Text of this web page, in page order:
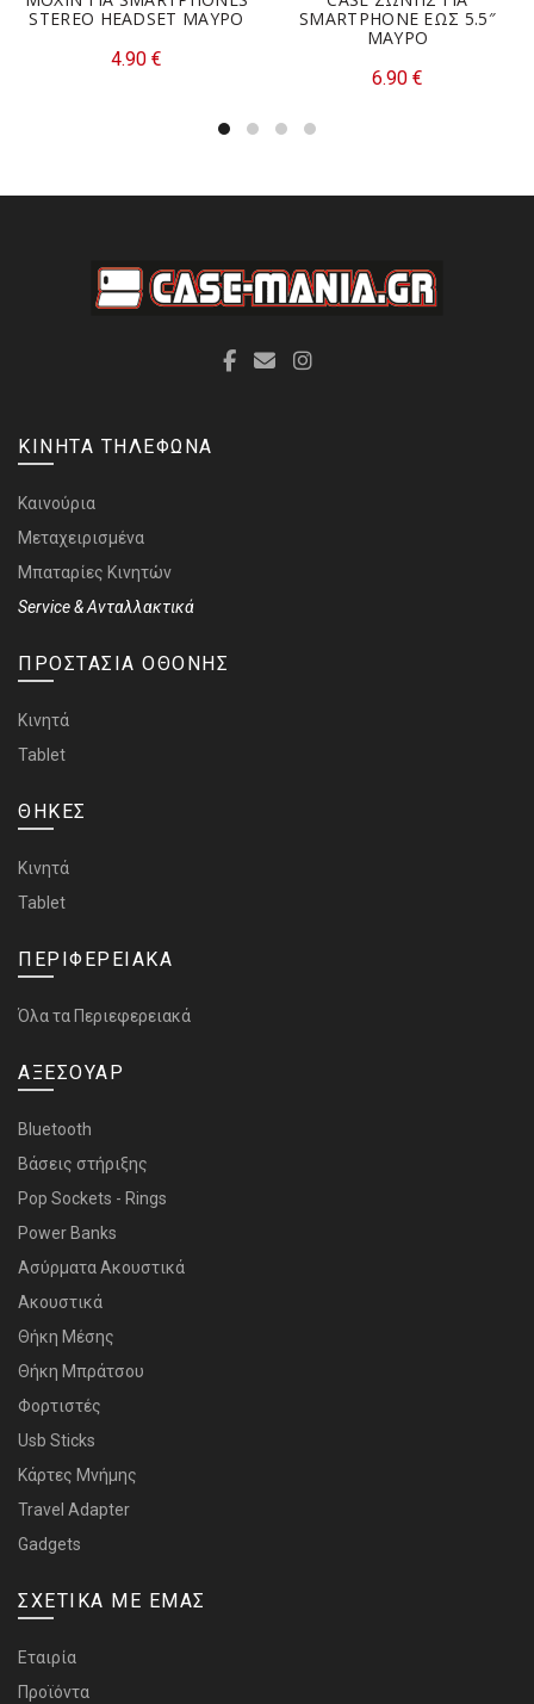
STEREO HEADSET MAΥΡΟ
4.90 €
SMARTPHONE ΕΩΣ 5.5″
ΜΑΥΡΟ
6.90 €
ΚΙΝΗΤΑ ΤΗΛΕΦΩΝΑ
Καινούρια
Μεταχειρισμένα
Μπαταρίες Κινητών
Service & Ανταλλακτικά
ΠΡΟΣΤΑΣΙΑ ΟΘΟΝΗΣ
Κινητά
Tablet
ΘΗΚΕΣ
Κινητά
Tablet
ΠΕΡΙΦΕΡΕΙΑΚΑ
Όλα τα Περιεφερειακά
ΑΞΕΣΟΥΑΡ
Bluetooth
Bάσεις στήριξης
Pop Sockets - Rings
Power Banks
Ασύρματα Ακουστικά
Ακουστικά
Θήκη Μέσης
Θήκη Μπράτσου
Φορτιστές
Usb Sticks
Κάρτες Μνήμης
Travel Adapter
Gadgets
ΣΧΕΤΙΚΑ ΜΕ ΕΜΑΣ
Εταιρία
Προϊόντα